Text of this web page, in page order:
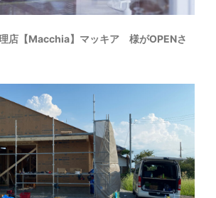
店【Macchia】マッキア 様がOPENさ